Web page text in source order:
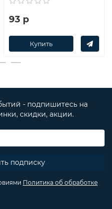
93 р
Купить
- подпишитесь на
скидки, акции.
подписку
Политика об обработке